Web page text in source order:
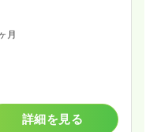
月
詳細を見る